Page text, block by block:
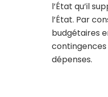
l’État qu’il
l’État. Par
budgétaires
contingences
dépenses.